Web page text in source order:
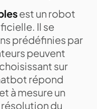
est un robot
Il se
prédéfinies par
peuvent
sur
répond
à mesure un
résolution du